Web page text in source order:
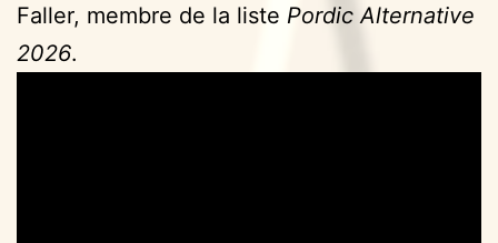
Faller, membre de la liste Pordic Alternative
2026.